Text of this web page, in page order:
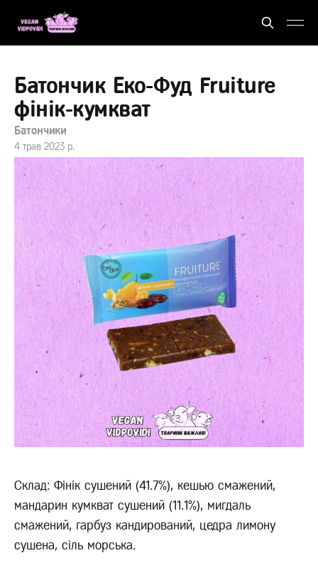
Батончик Еко-Фуд Fruiture
фінік-кумкват
Батончики
4 трав 2023 р.
Склад: Фінік сушений (41.7%), кешью смажений,
мандарин кумкват сушений (11.1%), мигдаль
смажений, гарбуз кандирований, цедра лимону
сушена, сіль морська.